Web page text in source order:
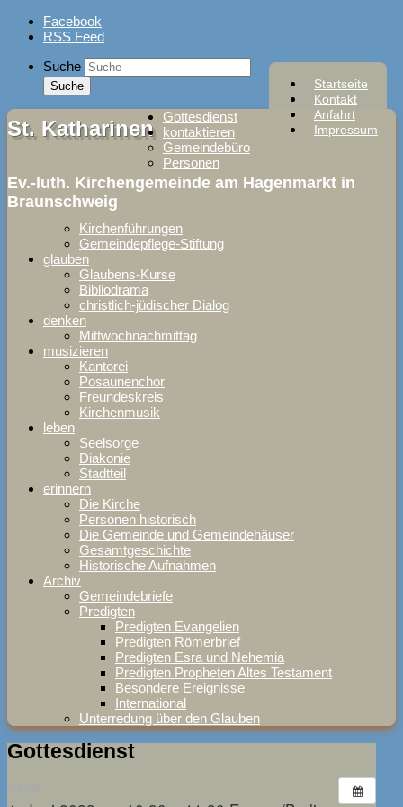
Skip
Facebook
RSS Feed
Startseite
Kontakt
Anfahrt
Impressum
Suche
St. Katharinen
Ev.-luth. Kirchengemeinde am Hagenmarkt in
Braunschweig
Gottesdienst
kontaktieren
Gemeindebüro
Personen
Kirchenführungen
Gemeindepflege-Stiftung
glauben
Glaubens-Kurse
Bibliodrama
christlich-jüdischer Dialog
denken
Mittwochnachmittag
musizieren
Kantorei
Posaunenchor
Freundeskreis
Kirchenmusik
leben
Seelsorge
Diakonie
Stadtteil
erinnern
Die Kirche
Personen historisch
Die Gemeinde und Gemeindehäuser
Gesamtgeschichte
Historische Aufnahmen
Archiv
Gemeindebriefe
Predigten
Predigten Evangelien
Predigten Römerbrief
Predigten Esra und Nehemia
Predigten Propheten Altes Testament
Besondere Ereignisse
International
Unterredung über den Glauben
Gottesdienst